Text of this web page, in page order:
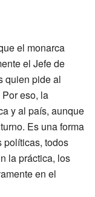
el monarca
el Jefe de
quien pide al
eso, la
y al país, aunque
Es una forma
políticas, todos
la práctica, los
en el